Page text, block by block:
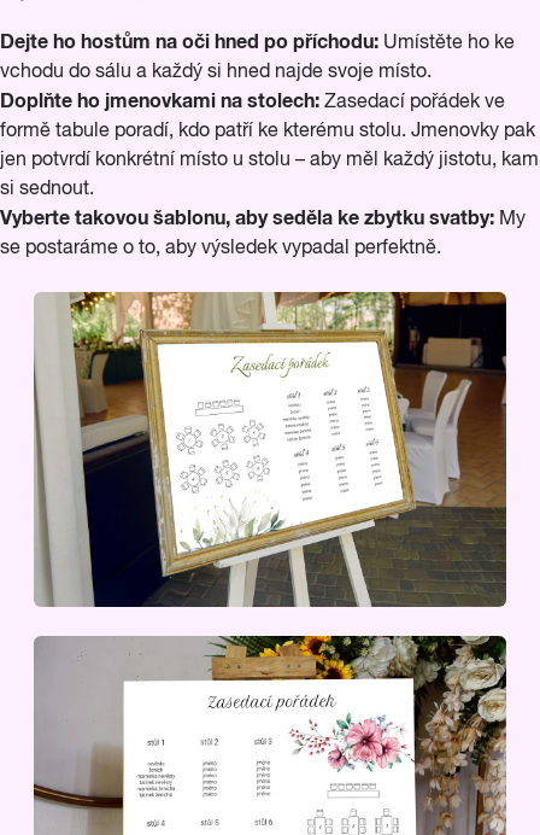
Dejte ho hostům na oči hned po příchodu: Umístěte ho ke
vchodu do sálu a každý si hned najde svoje místo.
Doplňte ho jmenovkami na stolech: Zasedací pořádek ve
formě tabule poradí, kdo patří ke kterému stolu. Jmenovky pak
jen potvrdí konkrétní místo u stolu – aby měl každý jistotu, kam
si sednout.
Vyberte takovou šablonu, aby seděla ke zbytku svatby: My
se postaráme o to, aby výsledek vypadal perfektně.